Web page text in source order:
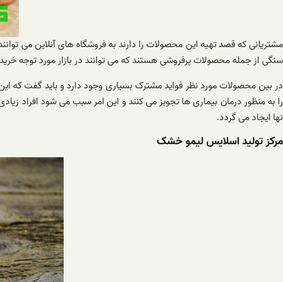
مشتریانی که قصد تهیه این محصولات را دارند به فروشگاه های آنلاین می
سنگی از جمله محصولات پرفروشی هستند که می توانند در بازار مورد توجه
در بین محصولات مورد نظر فواید مشترک بسیاری وجود دارد و باید گفت که
را به منظور درمان بیماری ها تجویز می کنند و این امر سبب می شود افراد
نها ایجاد می گردد.
مرکز تولید اسلایس لیمو خشک